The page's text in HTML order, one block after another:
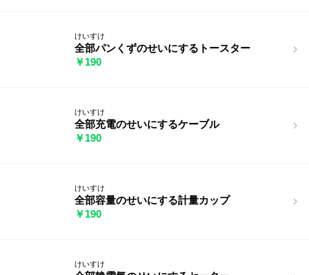
けいすけ
全部パンくずのせいにするトースター
￥190
けいすけ
全部充電のせいにするケーブル
￥190
けいすけ
全部容量のせいにする計量カップ
￥190
けいすけ